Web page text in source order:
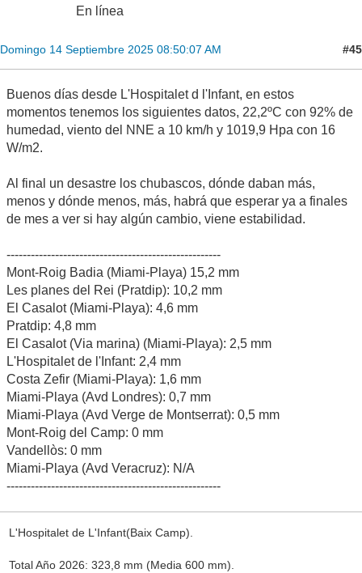
En línea
Domingo 14 Septiembre 2025 08:50:07 AM #45
Buenos días desde L'Hospitalet d l'Infant, en estos
momentos tenemos los siguientes datos, 22,2ºC con 92% de
humedad, viento del NNE a 10 km/h y 1019,9 Hpa con 16
W/m2.
Al final un desastre los chubascos, dónde daban más,
menos y dónde menos, más, habrá que esperar ya a finales
de mes a ver si hay algún cambio, viene estabilidad.
-----------------------------------------------------
Mont-Roig Badia (Miami-Playa) 15,2 mm
Les planes del Rei (Pratdip): 10,2 mm
El Casalot (Miami-Playa): 4,6 mm
Pratdip: 4,8 mm
El Casalot (Via marina) (Miami-Playa): 2,5 mm
L'Hospitalet de l'Infant: 2,4 mm
Costa Zefir (Miami-Playa): 1,6 mm
Miami-Playa (Avd Londres): 0,7 mm
Miami-Playa (Avd Verge de Montserrat): 0,5 mm
Mont-Roig del Camp: 0 mm
Vandellòs: 0 mm
Miami-Playa (Avd Veracruz): N/A
-----------------------------------------------------
L'Hospitalet de L'Infant(Baix Camp).
Total Año 2026: 323,8 mm (Media 600 mm).